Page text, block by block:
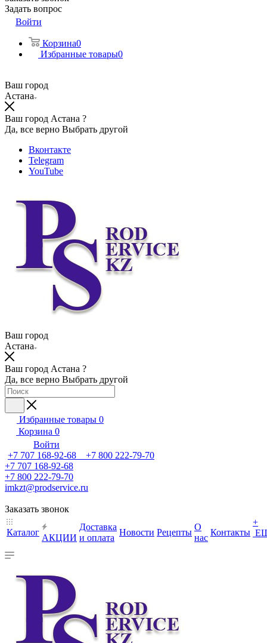
Задать вопрос
Войти
Корзина0
Избранные товары0
Ваш город
Астана
Ваш город Астана ?
Да, все верно Выбрать другой
Вконтакте
Telegram
YouTube
Ваш город
Астана
Ваш город Астана ?
Да, все верно Выбрать другой
Избранные товары 0
Корзина 0
Войти
+7 707 168-92-68 +7 800 222-79-70
+7 707 168-92-68
+7 800 222-79-70
imkzt@prodservice.ru
Заказать звонок
Каталог
АКЦИИ
Доставка
и оплата
Новости Рецепты
О
нас
Контакты
+